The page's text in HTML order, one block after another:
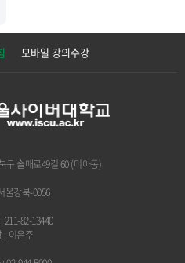
모바일 강의수강
구 솔매로49길 60 (미아동)
울강북-0056
211-82-13440
: 이은주